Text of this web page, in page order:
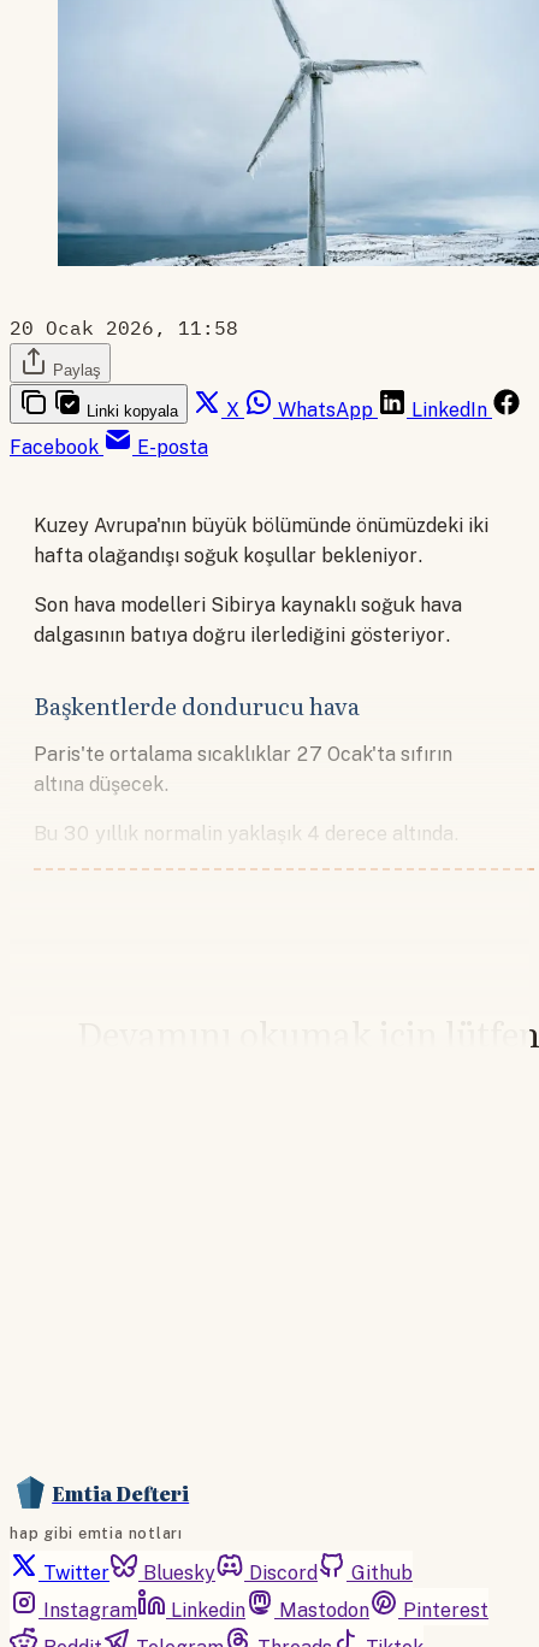
20 Ocak 2026, 11:58
Paylaş
Linki kopyala X WhatsApp
LinkedIn
Facebook
E-posta
Kuzey Avrupa'nın büyük bölümünde önümüzdeki iki
hafta olağandışı soğuk koşullar bekleniyor.
Son hava modelleri Sibirya kaynaklı soğuk hava
dalgasının batıya doğru ilerlediğini gösteriyor.
Başkentlerde dondurucu hava
Paris'te ortalama sıcaklıklar 27 Ocak'ta sıfırın
altına düşecek.
Bu 30 yıllık normalin yaklaşık 4 derece altında.
Devamını okumak için lütfen
Emtia Defteri
hap gibi emtia notları
Twitter Bluesky Discord
Github
Instagram
Linkedin Mastodon
Pinterest